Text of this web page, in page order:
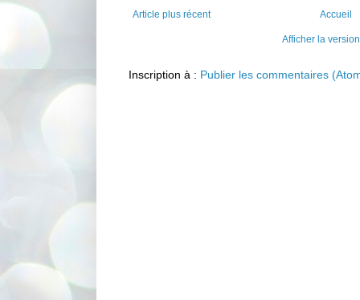
Article plus récent Accueil
Afficher la
Inscription à : Publier les commentaires